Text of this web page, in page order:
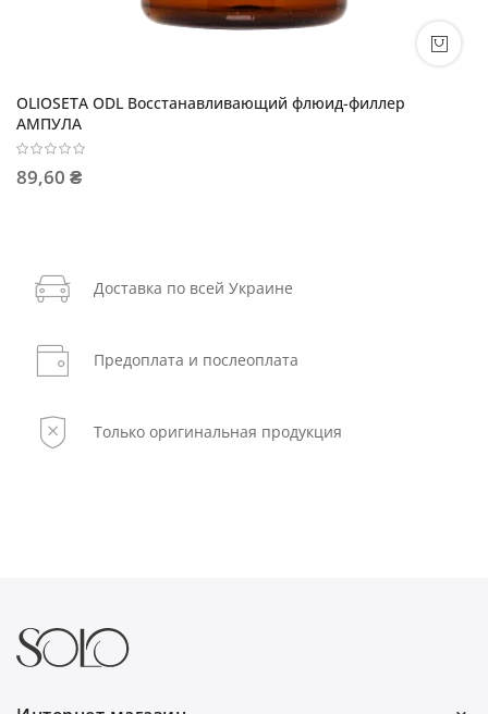
OLIOSETA ODL Восстанавливающий флюид-филлер
АМПУЛА
89,60 ₴
Доставка по всей Украине
Предоплата и послеоплата
Только оригинальная продукция